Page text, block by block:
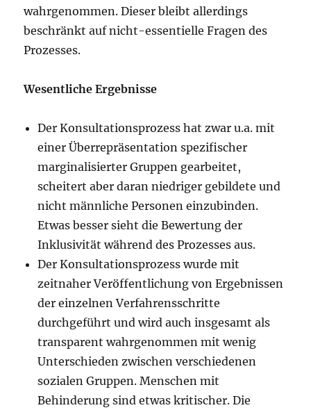
wahrgenommen. Dieser bleibt allerdings
beschränkt auf nicht-essentielle Fragen des
Prozesses.
Wesentliche Ergebnisse
Der Konsultationsprozess hat zwar u.a. mit
einer Überrepräsentation spezifischer
marginalisierter Gruppen gearbeitet,
scheitert aber daran niedriger gebildete und
nicht männliche Personen einzubinden.
Etwas besser sieht die Bewertung der
Inklusivität während des Prozesses aus.
Der Konsultationsprozess wurde mit
zeitnaher Veröffentlichung von Ergebnissen
der einzelnen Verfahrensschritte
durchgeführt und wird auch insgesamt als
transparent wahrgenommen mit wenig
Unterschieden zwischen verschiedenen
sozialen Gruppen. Menschen mit
Behinderung sind etwas kritischer. Die